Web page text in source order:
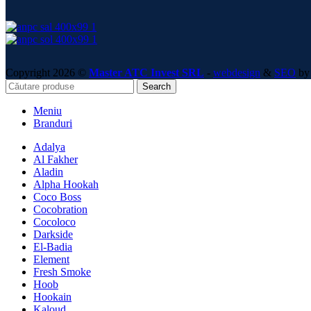
Copyright 2026 © Master ATC Invest SRL - webdesign & SEO by
Search
Meniu
Branduri
Adalya
Al Fakher
Aladin
Alpha Hookah
Coco Boss
Cocobration
Cocoloco
Darkside
El-Badia
Element
Fresh Smoke
Hoob
Hookain